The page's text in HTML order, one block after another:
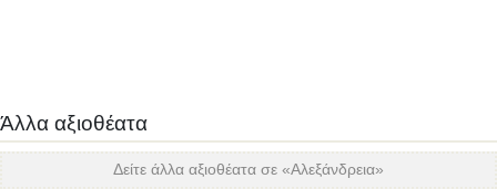
Άλλα αξιοθέατα
Δείτε άλλα αξιοθέατα σε «Αλεξάνδρεια»